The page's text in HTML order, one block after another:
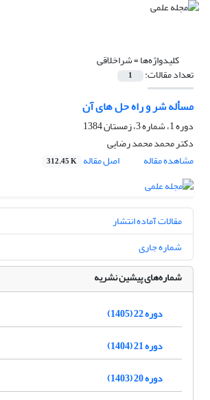
کلیدواژه‌ها =شراخلاقی
تعداد مقالات: 1
مسأله شر و راه حل های آن
دوره 1، شماره 3، زمستان 1384
دکتر محمد محمد رضایی
مشاهده مقاله
اصل مقاله 312.45 K
مقالات آماده انتشار
شماره جاری
شماره‌های پیشین نشریه
دوره 22 (1405)
دوره 21 (1404)
دوره 20 (1403)